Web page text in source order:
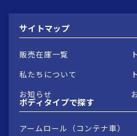
サイトマップ
販売在庫一覧
私たちについて
お知らせ
ボディタイプで探す
アームロール（コンテナ車）